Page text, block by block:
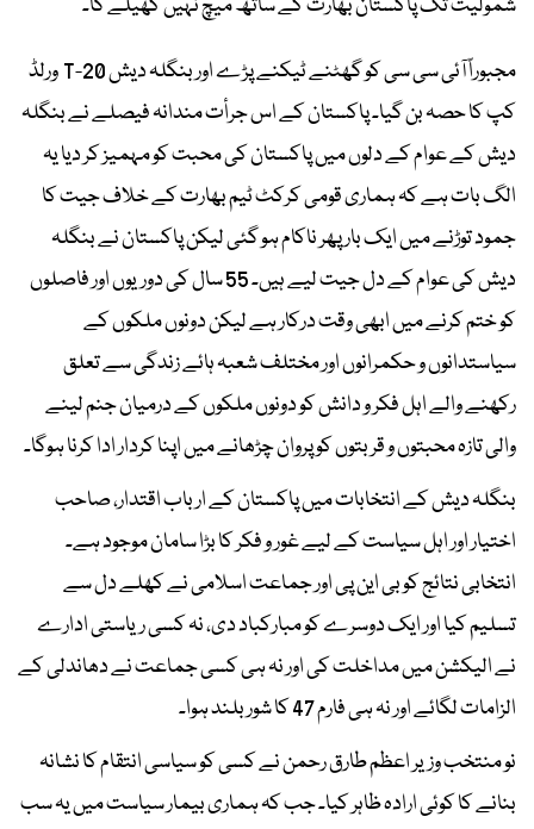
شمولیت تک پاکستان بھارت کے ساتھ میچ نہیں کھیلے گا۔
مجبوراً آئی سی سی کو گھٹنے ٹیکنے پڑے اور بنگلہ دیش T-20 ورلڈ
کپ کا حصہ بن گیا۔ پاکستان کے اس جرأت مندانہ فیصلے نے بنگلہ
دیش کے عوام کے دلوں میں پاکستان کی محبت کو مہمیز کر دیا یہ
الگ بات ہے کہ ہماری قومی کرکٹ ٹیم بھارت کے خلاف جیت کا
جمود توڑنے میں ایک بار پھر ناکام ہو گئی لیکن پاکستان نے بنگلہ
دیش کی عوام کے دل جیت لیے ہیں۔ 55 سال کی دوریوں اور فاصلوں
کو ختم کرنے میں ابھی وقت درکار ہے لیکن دونوں ملکوں کے
سیاستدانوں و حکمرانوں اور مختلف شعبہ ہائے زندگی سے تعلق
رکھنے والے اہل فکر و دانش کو دونوں ملکوں کے درمیان جنم لینے
والی تازہ محبتوں و قربتوں کو پروان چڑھانے میں اپنا کردار ادا کرنا ہوگا۔
بنگلہ دیش کے انتخابات میں پاکستان کے ارباب اقتدار، صاحب
اختیار اور اہل سیاست کے لیے غور و فکر کا بڑا سامان موجود ہے۔
انتخابی نتائج کو بی این پی اور جماعت اسلامی نے کھلے دل سے
تسلیم کیا اور ایک دوسرے کو مبارکباد دی، نہ کسی ریاستی ادارے
نے الیکشن میں مداخلت کی اور نہ ہی کسی جماعت نے دھاندلی کے
الزامات لگائے اور نہ ہی فارم 47 کا شور بلند ہوا۔
نو منتخب وزیر اعظم طارق رحمن نے کسی کو سیاسی انتقام کا نشانہ
بنانے کا کوئی ارادہ ظاہر کیا۔ جب کہ ہماری بیمار سیاست میں یہ سب